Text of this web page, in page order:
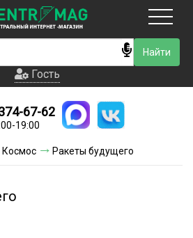
Гость
Новинки
доставки
Гость
67-62
19:00
Космос Ракеты будущего